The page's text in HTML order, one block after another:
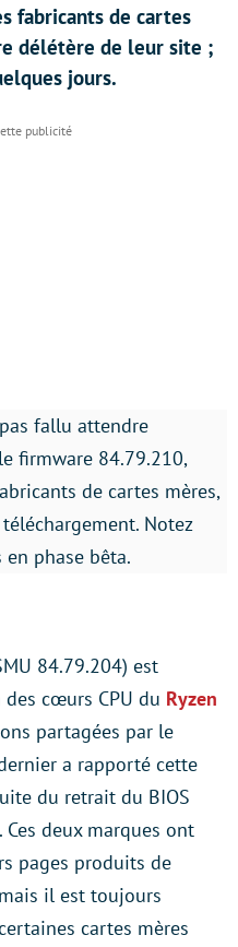
fabricants de cartes
délétère de leur site ;
jours.
fallu attendre
firmware 84.79.210,
de cartes mères,
Notez
phase bêta.
84.79.204) est
cœurs CPU du Ryzen
partagées par le
a rapporté cette
du retrait du BIOS
deux marques ont
pages produits de
il est toujours
cartes mères